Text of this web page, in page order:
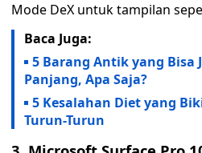
Mode DeX untuk tampilan
Baca Juga:
5 Barang Antik yang Bisa
Panjang, Apa Saja?
5 Kesalahan Diet yang
Turun-Turun